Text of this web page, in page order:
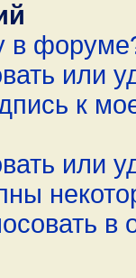
в
или
к
или
в